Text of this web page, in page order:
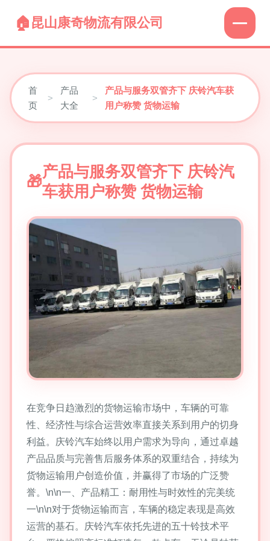
昆山康奇物流有限公司
首
页
>
产品
大全
>
产品与服务双管齐下 庆铃汽车获
用户称赞 货物运输
产品与服务双管齐下 庆铃汽
车获用户称赞 货物运输
在竞争日趋激烈的货物运输市场中，车辆的可靠
性、经济性与综合运营效率直接关系到用户的切身
利益。庆铃汽车始终以用户需求为导向，通过卓越
产品品质与完善售后服务体系的双重结合，持续为
货物运输用户创造价值，并赢得了市场的广泛赞
誉。\n\n一、产品精工：耐用性与时效性的完美统
一\n\n对于货物运输而言，车辆的稳定表现是高效
运营的基石。庆铃汽车依托先进的五十铃技术平